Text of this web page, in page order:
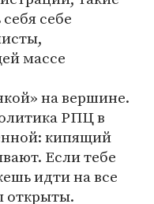
себе
массе
на вершине.
РПЦ в
кипящий
Если тебе
идти на все
открыты.